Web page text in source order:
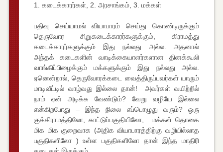
1. கடைக்காரர்கள், 2. அரசாங்கம், 3. மக்கள்
பதிவு செய்யாமல் வியாபாரம் செய்து கொண்டிருக்கும்
தெருவோர சிறுகடைக்காரர்களுக்கும், கிராமத்து
கடைக்காரர்களுக்கும் இது நல்லது அல்ல. அதனால்
அந்தக் கடைகளின் வாடிக்கையாளர்களான தினக்கூலி
வாங்கிப்பிழைக்கும் மக்களுக்கும் இது நல்லது அல்ல.
ஏனென்றால், தெருவோரக்கடை வைத்திருப்பவர்கள் யாரும்
மாடிவீட்டில் வாழ்வது இல்லை தான்! அவர்கள் வயிற்றில்
நாம் ஏன் அடிக்க வேண்டும்? வேறு வழியே இல்லை
என்கிறபோது – இந்த நிலை எப்பொழுது வரும்? ஒரு
குக்கிராமத்திலோ, காட்டுப்பகுதியிலோ, மக்கள் தொகை
மிக மிக குறைவாக (அதிக வியாபாரத்திற்கு வழியில்லாத
பகுதிகளிலோ ) உள்ள பகுதிகளிலோ தான் இந்த மாதிரி